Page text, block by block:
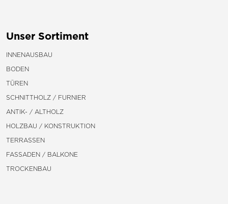
Unser Sortiment
INNENAUSBAU
BODEN
TÜREN
SCHNITTHOLZ / FURNIER
ANTIK- / ALTHOLZ
HOLZBAU / KONSTRUKTION
TERRASSEN
FASSADEN / BALKONE
TROCKENBAU